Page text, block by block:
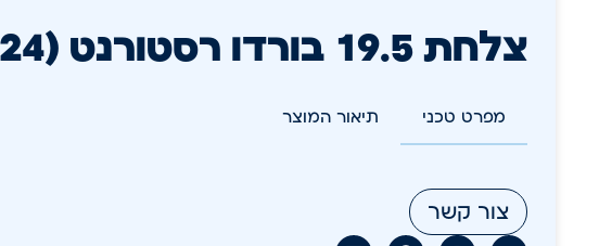
צלחת 19.5 בורדו רסטורנט (24קר)
מפרט טכני תיאור המוצר
צור קשר